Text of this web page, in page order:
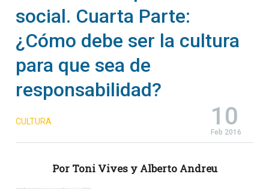
social. Cuarta Parte:
¿Cómo debe ser la cultura
para que sea de
responsabilidad?
10
Feb 2016
CULTURA
Por Toni Vives y Alberto Andreu